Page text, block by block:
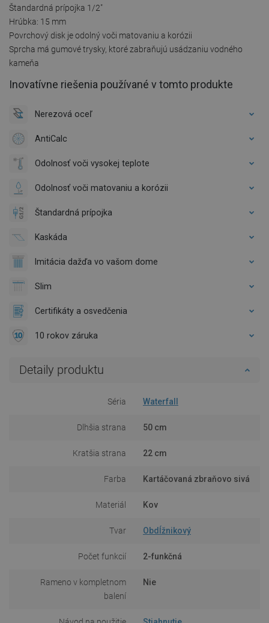
Štandardná prípojka 1/2"
Hrúbka: 15 mm
Povrchový disk je odolný voči matovaniu a korózii
Sprcha má gumové trysky, ktoré zabraňujú usádzaniu vodného
kameňa
Inovatívne riešenia používané v tomto produkte
Nerezová oceľ
AntiCalc
Odolnosť voči vysokej teplote
Odolnosť voči matovaniu a korózii
Štandardná prípojka
Kaskáda
Imitácia dažďa vo vašom dome
Slim
Certifikáty a osvedčenia
10 rokov záruka
Detaily produktu
Séria Waterfall
Dlhšia strana 50 cm
Kratšia strana 22 cm
Farba Kartáčovaná zbraňovo sivá
Materiál Kov
Tvar Obdĺžnikový
Počet funkcií 2-funkčná
Rameno v kompletnom
balení
Nie